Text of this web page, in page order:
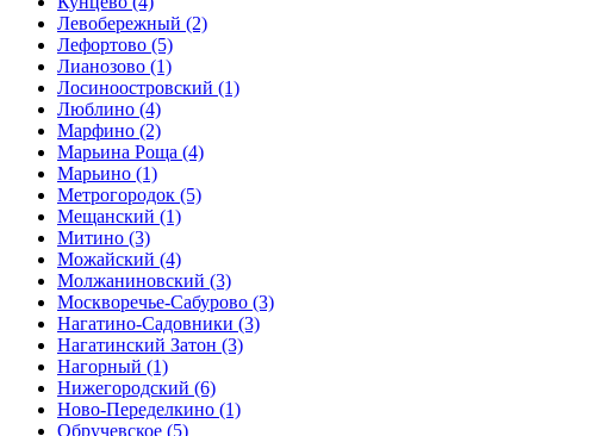
Левобережный (2)
Лефортово (5)
Лианозово (1)
Лосиноостровский (1)
Люблино (4)
Марфино (2)
Марьина Роща (4)
Марьино (1)
Метрогородок (5)
Мещанский (1)
Митино (3)
Можайский (4)
Молжаниновский (3)
Москворечье-Сабурово (3)
Нагатино-Садовники (3)
Нагатинский Затон (3)
Нагорный (1)
Нижегородский (6)
Ново-Переделкино (1)
Обручевское (5)